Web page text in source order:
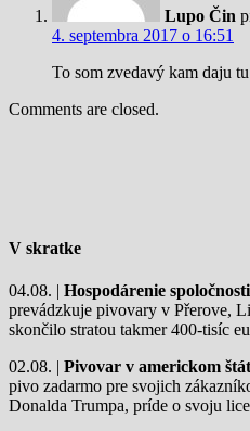
Lupo Čin
4. septembra 2017 o 16:51
To som zvedavý kam daju tu
Comments are closed.
V skratke
04.08. | Hospodárenie spoločnosti
prevádzkuje pivovary v Přerove,
skončilo stratou takmer 400-tisíc
02.08. | Pivovar v americkom
pivo zadarmo pre svojich
Donalda Trumpa, príde o svoju